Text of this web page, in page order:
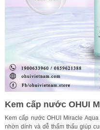
Kem cấp nước OHUI
Kem cấp nước OHUI Miracle
nhờn dính và dễ thẩm thấu giúp